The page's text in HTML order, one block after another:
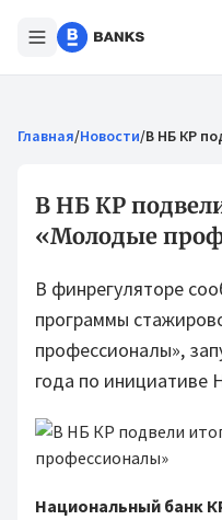
Главная/Новости/В НБ КР
В НБ КР
«Молодые
В финрегуляторе
программы
профессионалы»,
года по инициативе
Национальный банк